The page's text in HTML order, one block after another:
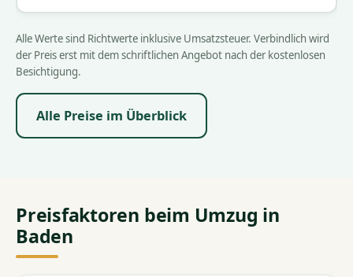
Alle Werte sind Richtwerte inklusive Umsatzsteuer. Verbindlich wird
der Preis erst mit dem schriftlichen Angebot nach der kostenlosen
Besichtigung.
Alle Preise im Überblick
Preisfaktoren beim Umzug in
Baden